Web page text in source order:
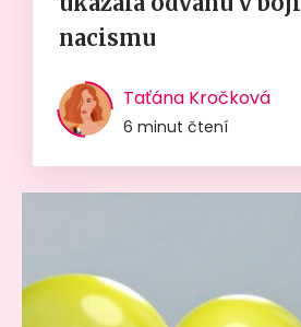
nacismu
Taťána Kročková
6 minut čtení